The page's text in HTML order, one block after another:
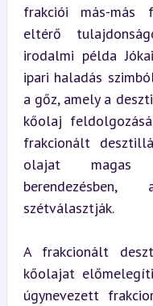
frakciói más-más
eltérő
irodalmi példa
ipari haladás
a gőz, amely a
kőolaj
frakcionált
olajat magas
szétválasztják.
A frakcionált
kőolajat
úgynevezett